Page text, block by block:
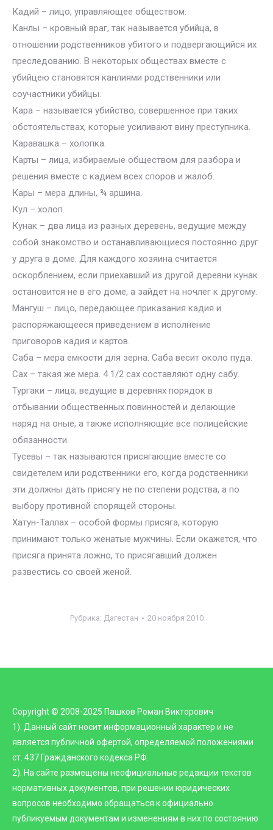
Кадий – лицо, управляющее обществом.
Канлы – кровный враг, так называется убийца, в
отношении родственников убитого и подвергающийся их
преследованию. В некоторых обществах вместе с
убийцею становятся канлиями родственники или
соучастники убийцы.
Кара – называется убийство, совершенное при таких
обстоятельствах, которые усиливают вину преступника.
Каравашка – холопка.
Карты – лица, избираемые обществом для разбора и
решения вместе с кадием всех споров и жалоб.
Кары – мера длины, ¾ аршина.
Кул – холоп.
Кунак – два лица из разных деревень, ведущие между
собой знакомство и останавливающиеся постоянно друг
у друга в доме. Для каждого хозяина считается
оскорблением, если приехавший из другой деревни кунак
остановится не в его доме, а зайдет на ночлег к другому.
Мангуш – лицо, передающее приказания кадия и
распоряжающееся приведением в исполнение
приговоров кадия и картов.
Саба – мера емкости для зерна. Саба весит около пуда.
Сах – такая же мера. 4 1/2 сах составляют одну сабу.
Тургаки – лица, ведущие в деревнях порядок в
отбывании общественных повинностей и делающие
наряд на оные, а также исполняющие все полицейские
обязанности.
Тусевы – так называются присягающие вместе со
свидетелем или родственники его, когда родственники
эти должны дать присягу не по степени родства, а по
выбору противной спорящей стороны.
Хатун-Таллах – особой формы присяга, которую
принимают только женатые мужчины. Если окажется, что
присяга принята ложно, то присягавший должен
развестись со своей женой.
Рубрика: Дагестан 20 ноября 2010
Copyright © 2008-2025 Пашков Роман Викторович
1). Данный сайт носит информационный характер и не
является публичной офертой, определяемой положениями
ст. 437 Гражданского кодекса РФ.
2). На сайте размещены неофициальные редакции текстов
нормативных документов, при решении юридических
вопросов необходимо обращаться к официально
публикуемым документам и изменениям в них по состоянию